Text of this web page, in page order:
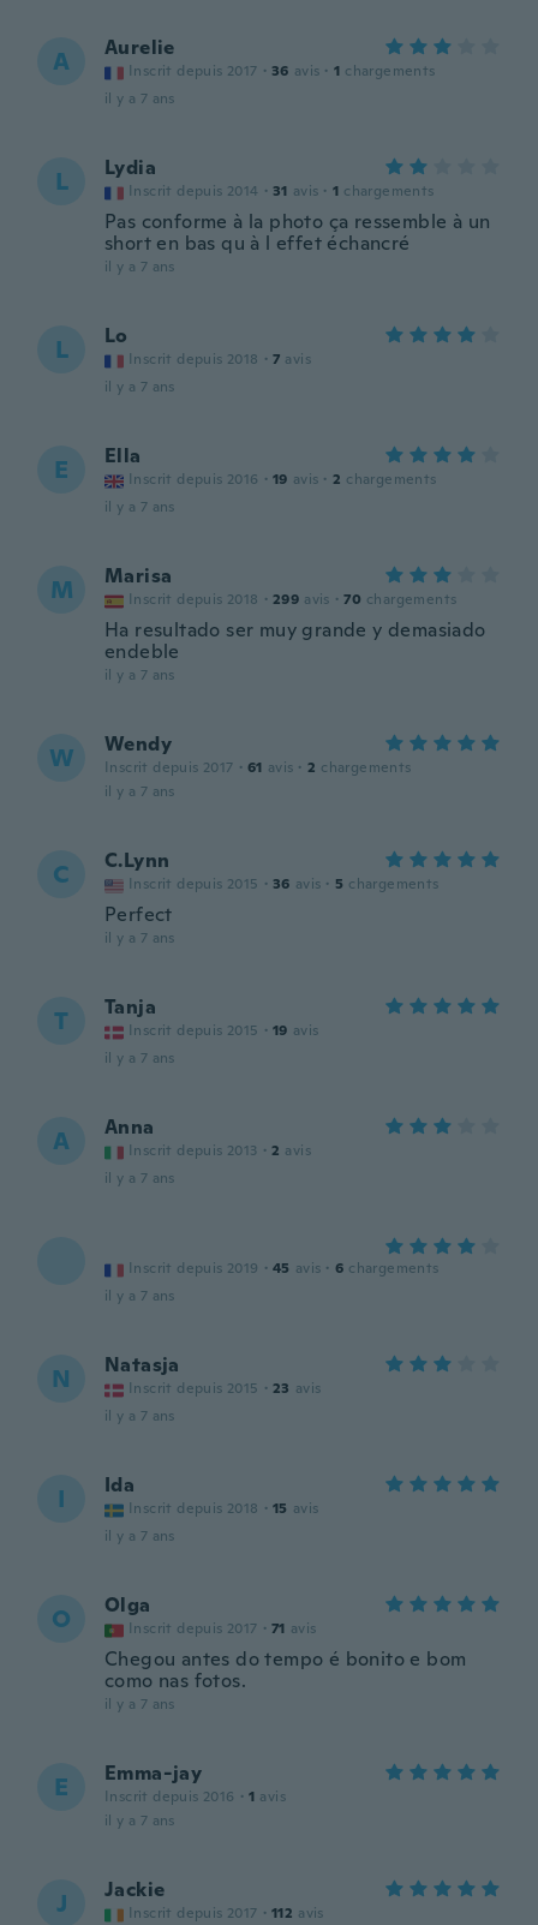
A Aurelie
Inscrit depuis 2017 · 36 avis · 1 chargements
il y a 7 ans
L Lydia
Inscrit depuis 2014 · 31 avis · 1 chargements
Pas conforme à la photo ça ressemble à un
short en bas qu à l effet échancré
il y a 7 ans
L Lo
Inscrit depuis 2018 · 7 avis
il y a 7 ans
E Ella
Inscrit depuis 2016 · 19 avis · 2 chargements
il y a 7 ans
M Marisa
Inscrit depuis 2018 · 299 avis · 70 chargements
Ha resultado ser muy grande y demasiado
endeble
il y a 7 ans
W Wendy
Inscrit depuis 2017 · 61 avis · 2 chargements
il y a 7 ans
C C.Lynn
Inscrit depuis 2015 · 36 avis · 5 chargements
Perfect
il y a 7 ans
T Tanja
Inscrit depuis 2015 · 19 avis
il y a 7 ans
A Anna
Inscrit depuis 2013 · 2 avis
il y a 7 ans
Inscrit depuis 2019 · 45 avis · 6 chargements
il y a 7 ans
N Natasja
Inscrit depuis 2015 · 23 avis
il y a 7 ans
I Ida
Inscrit depuis 2018 · 15 avis
il y a 7 ans
O Olga
Inscrit depuis 2017 · 71 avis
Chegou antes do tempo é bonito e bom
como nas fotos.
il y a 7 ans
E Emma-jay
Inscrit depuis 2016 · 1 avis
il y a 7 ans
J Jackie
Inscrit depuis 2017 · 112 avis